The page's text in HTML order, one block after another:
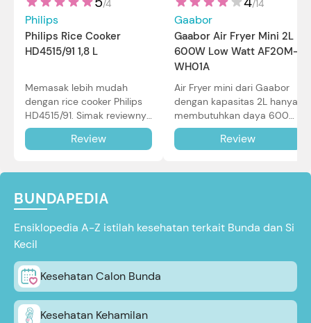
/4
Philips
Philips Rice Cooker
HD4515/91 1,8 L
Memasak lebih mudah
dengan rice cooker Philips
HD4515/91. Simak reviewnya
di sini.
Review
/14
Gaabor
Gaabor Air Fryer Mini 2L
600W Low Watt AF20M-
WH01A
Air Fryer mini dari Gaabor
dengan kapasitas 2L hanya
membutuhkan daya 600W
dalam pemakaian. Simak
review selengkapnya di sini.
Review
BUNDAPEDIA
Ensiklopedia A-Z istilah kesehatan terkait Bunda dan Si
Kecil
Kesehatan Calon Bunda
Kesehatan Kehamilan